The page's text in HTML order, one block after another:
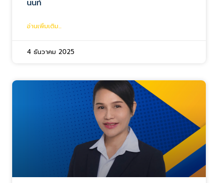
นนท์
อ่านเพิ่มเติม...
4 ธันวาคม 2025